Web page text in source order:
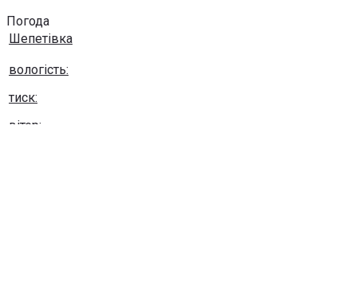
Погода
Шепетівка
вологість:
тиск:
вітер: